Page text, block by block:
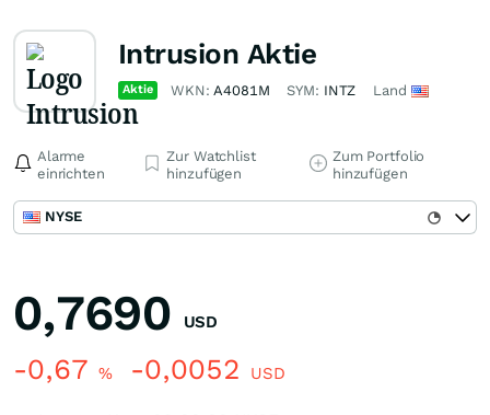
Intrusion Aktie
Aktie WKN:A4081M SYM: INTZ Land
Alarme
einrichten
Zur Watchlist
hinzufügen
Zum Portfolio
hinzufügen
NYSE
0,7690 USD
-0,67 % -0,0052 USD